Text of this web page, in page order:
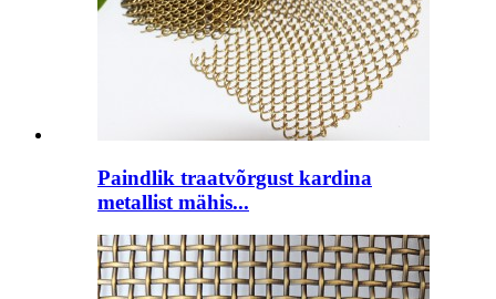
Paindlik traatvõrgust kardina
metallist mähis...